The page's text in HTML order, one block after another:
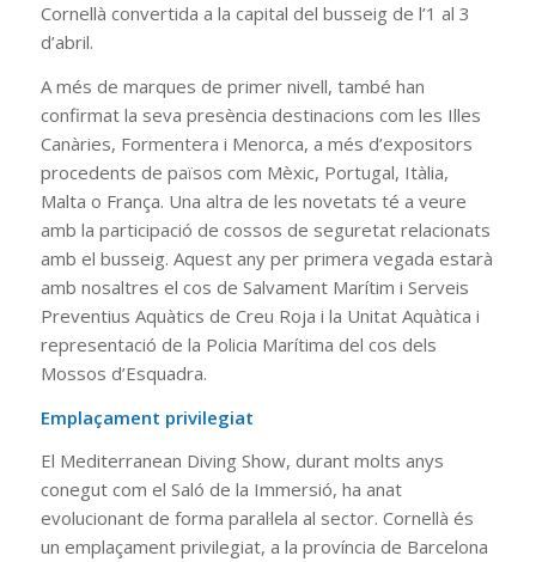
Cornellà convertida a la capital del busseig de l’1 al 3
d’abril.
A més de marques de primer nivell, també han
confirmat la seva presència destinacions com les Illes
Canàries, Formentera i Menorca, a més d’expositors
procedents de països com Mèxic, Portugal, Itàlia,
Malta o França. Una altra de les novetats té a veure
amb la participació de cossos de seguretat relacionats
amb el busseig. Aquest any per primera vegada estarà
amb nosaltres el cos de Salvament Marítim i Serveis
Preventius Aquàtics de Creu Roja i la Unitat Aquàtica i
representació de la Policia Marítima del cos dels
Mossos d’Esquadra.
Emplaçament privilegiat
El Mediterranean Diving Show, durant molts anys
conegut com el Saló de la Immersió, ha anat
evolucionant de forma paral·lela al sector. Cornellà és
un emplaçament privilegiat, a la província de Barcelona